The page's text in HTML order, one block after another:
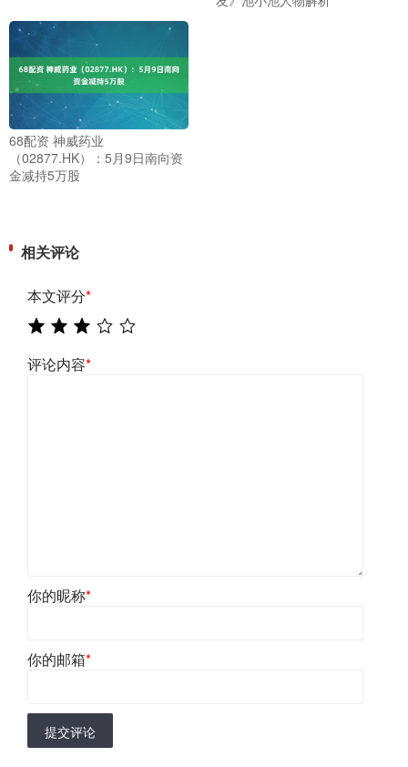
68配资 神威药业
（02877.HK）：5月9日南向资
金减持5万股
相关评论
本文评分*
评论内容*
你的昵称*
你的邮箱*
提交评论